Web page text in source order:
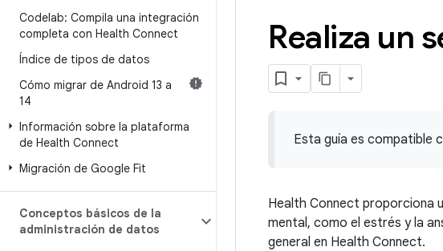
Codelab: Compila una integración
completa con Health Connect
Índice de tipos de datos
Cómo migrar de Android 13 a
14
Información sobre la plataforma
de Health Connect
Migración de Google Fit
Conceptos básicos de la
administración de datos
Realiza un
Esta guía es compatible
Health Connect proporciona
mental, como el estrés y la
general en Health Connect.